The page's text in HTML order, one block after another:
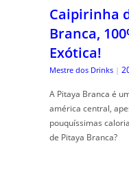
Caipirinha
Branca,
Exótica!
Mestre dos Drinks |
A Pitaya Branca é
américa central,
pouquíssimas
de Pitaya Branca?